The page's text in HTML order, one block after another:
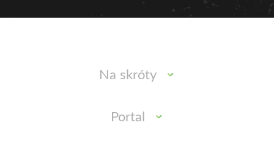
Na skróty
Portal